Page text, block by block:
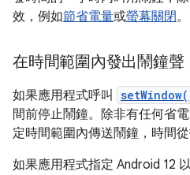
效，例如節省電量或螢幕關閉。
在時間範圍內發出鬧鐘聲
如果應用程式呼叫
間前停止鬧鐘。除非有任何省
定時間範圍內傳送鬧鐘，時間
如果應用程式指定 Android 12